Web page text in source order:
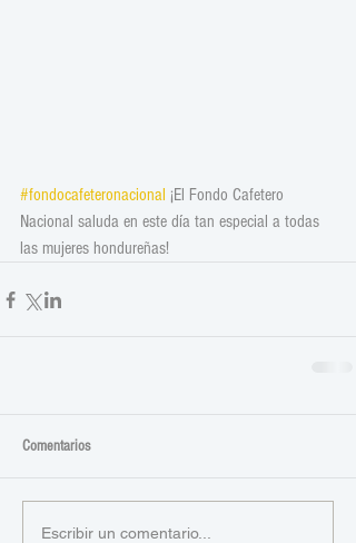
#fondocafeteronacional ¡El Fondo Cafetero
Nacional saluda en este día tan especial a todas
las mujeres hondureñas!
Comentarios
Escribir un comentario...